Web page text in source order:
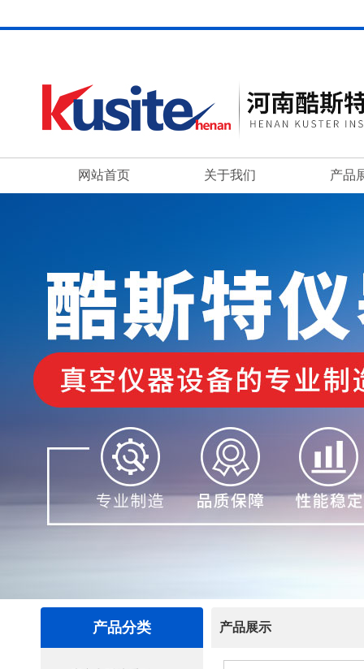
网站首页 关于我们 产品
产品分类 产品展示